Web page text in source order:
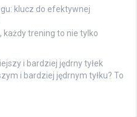
klucz do efektywnej
każdy trening to nie tylko
i bardziej jędrny tyłek
i bardziej jędrnym tyłku? To